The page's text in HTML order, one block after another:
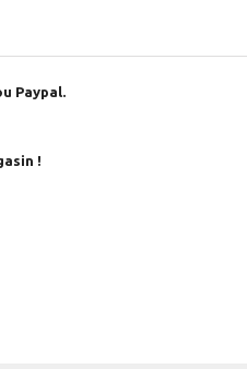
Paypal.
!